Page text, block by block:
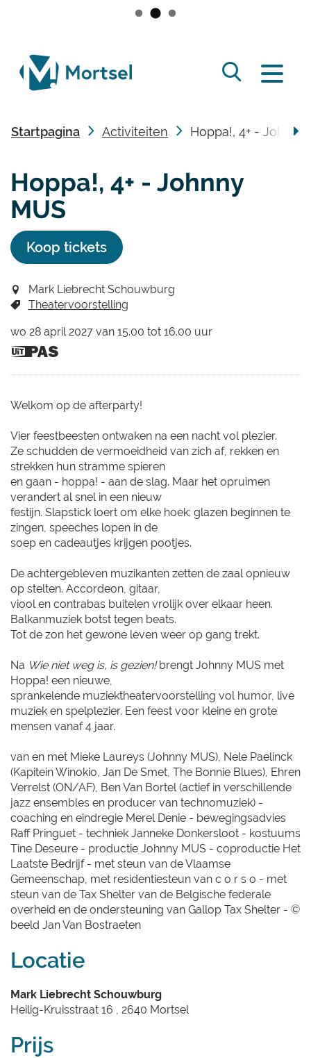
lokaal
bestuur
Mortsel
/
verbergen
Startpagina Activiteiten Hoppa!, 4+ - Johnny
Hoppa!, 4+ - Johnny
MUS
Koop tickets
Mark Liebrecht Schouwburg
Theatervoorstelling
wo 28 april 2027 van 15.00 tot 16.00 uur
Dit is
Welkom op de afterparty!
Vier feestbeesten ontwaken na een nacht vol plezier.
Ze schudden de vermoeidheid van zich af, rekken en
strekken hun stramme spieren
en gaan - hoppa! - aan de slag. Maar het opruimen
verandert al snel in een nieuw
festijn. Slapstick loert om elke hoek: glazen beginnen te
zingen, speeches lopen in de
soep en cadeautjes krijgen pootjes.
De achtergebleven muzikanten zetten de zaal opnieuw
op stelten. Accordeon, gitaar,
viool en contrabas buitelen vrolijk over elkaar heen.
Balkanmuziek botst tegen beats.
Tot de zon het gewone leven weer op gang trekt.
Na Wie niet weg is, is gezien!brengt Johnny MUS met
Hoppa! een nieuwe,
sprankelende muziektheatervoorstelling vol humor, live
muziek en spelplezier. Een feest voor kleine en grote
mensen vanaf 4 jaar.
van en met Mieke Laureys (Johnny MUS), Nele Paelinck
(Kapitein Winokio, Jan De Smet, The Bonnie Blues), Ehren
Verrelst (ON/AF), Ben Van Bortel (actief in verschillende
jazz ensembles en producer van technomuziek) -
coaching en eindregie Merel Denie - bewegingsadvies
Raff Pringuet - techniek Janneke Donkersloot - kostuums
Tine Deseure - productie Johnny MUS - coproductie Het
Laatste Bedrijf - met steun van de Vlaamse
Gemeenschap, met residentiesteun van c o r s o - met
steun van de Tax Shelter van de Belgische federale
overheid en de ondersteuning van Gallop Tax Shelter - ©
beeld Jan Van Bostraeten
Locatie
Mark Liebrecht Schouwburg
Heilig-Kruisstraat 16 , 2640 Mortsel
Prijs